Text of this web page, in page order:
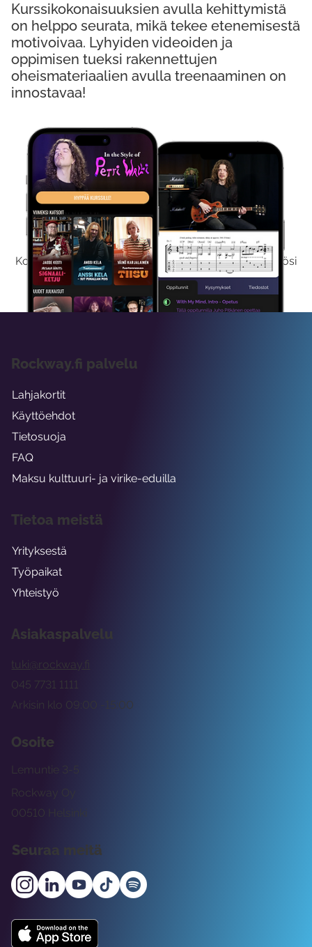
Kokeile Ilmaiseksi
Kokeilemalla ilmaiseksi saat koko sisältömme käyttöösi
viikon ajaksi.
Kurssikokonaisuuksien avulla kehittymistä
on helppo seurata, mikä tekee etenemisestä
motivoivaa. Lyhyiden videoiden ja
oppimisen tueksi rakennettujen
oheismateriaalien avulla treenaaminen on
innostavaa!
Asiakaspalvelu
tuki@rockway.fi
Arkisin klo 09:00 -15:00
045 7731 1111
Osoite
Rockway Oy
Lemuntie 3-5
00510 Helsinki
Seuraa meitä
Rockway.fi palvelu
Lahjakortit
Käyttöehdot
Tietosuoja
FAQ
Maksu kulttuuri- ja virike-eduilla
Tietoa meistä
Yrityksestä
Työpaikat
Yhteistyö